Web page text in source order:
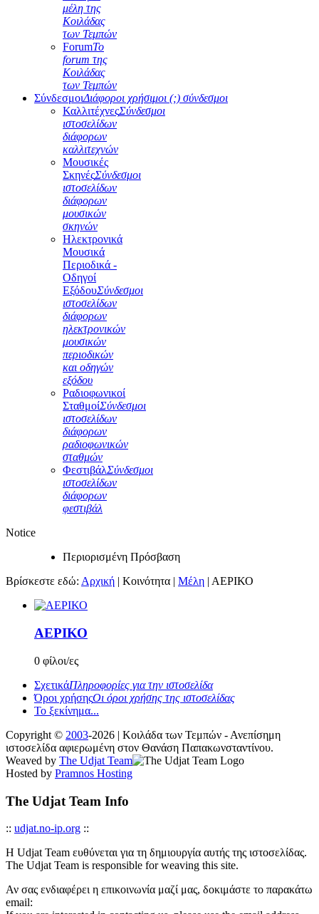
μέλη της
Κοιλάδας
των Τεμπών
ForumΤο
forum της
Κοιλάδας
των Τεμπών
ΣύνδεσμοιΔιάφοροι χρήσιμοι (;) σύνδεσμοι
ΚαλλιτέχνεςΣύνδεσμοι
ιστοσελίδων
διάφορων
καλλιτεχνών
Μουσικές
ΣκηνέςΣύνδεσμοι
ιστοσελίδων
διάφορων
μουσικών
σκηνών
Ηλεκτρονικά
Μουσικά
Περιοδικά -
Οδηγοί
ΕξόδουΣύνδεσμοι
ιστοσελίδων
διάφορων
ηλεκτρονικών
μουσικών
περιοδικών
και οδηγών
εξόδου
Ραδιοφωνικοί
ΣταθμοίΣύνδεσμοι
ιστοσελίδων
διάφορων
ραδιοφωνικών
σταθμών
ΦεστιβάλΣύνδεσμοι
ιστοσελίδων
διάφορων
φεστιβάλ
Notice
Περιορισμένη Πρόσβαση
Βρίσκεστε εδώ: Αρχική | Κοινότητα | Μέλη | ΑΕΡΙΚΟ
ΑΕΡΙΚΟ
0 φίλοι/ες
ΣχετικάΠληροφορίες για την ιστοσελίδα
Όροι χρήσηςΟι όροι χρήσης της ιστοσελίδας
Το ξεκίνημα...
Copyright © 2003-2026 | Κοιλάδα των Τεμπών - Ανεπίσημη
ιστοσελίδα αφιερωμένη στον Θανάση Παπακωνσταντίνου.
Weaved by The Udjat Team
Hosted by Pramnos Hosting
The Udjat Team Info
:: udjat.no-ip.org ::
Η Udjat Team ευθύνεται για τη δημιουργία αυτής της ιστοσελίδας.
The Udjat Team is responsible for weaving this site.
Αν σας ενδιαφέρει η επικοινωνία μαζί μας, δοκιμάστε το παρακάτω
email: